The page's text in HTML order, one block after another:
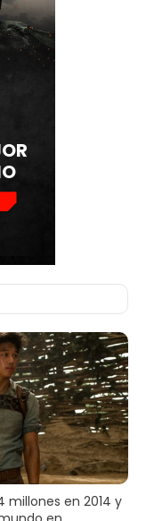
millones en 2014 y